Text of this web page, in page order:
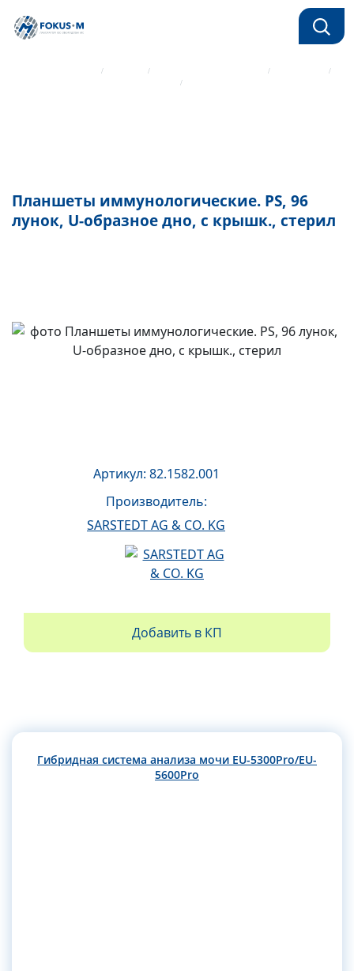
Планшеты иммунологические. PS, 96
лунок, U-образное дно, с крышк., стерил
Артикул: 82.1582.001
Производитель:
SARSTEDT AG & CO. KG
Добавить в КП
Гибридная система анализа мочи EU-5300Pro/EU-
5600Pro